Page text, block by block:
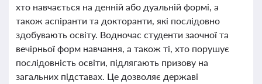
хто навчається на денній або дуальній формі, а
також аспіранти та докторанти, які послідовно
здобувають освіту. Водночас студенти заочної та
вечірньої форм навчання, а також ті, хто порушує
послідовність освіти, підлягають призову на
загальних підставах. Це дозволяє державі